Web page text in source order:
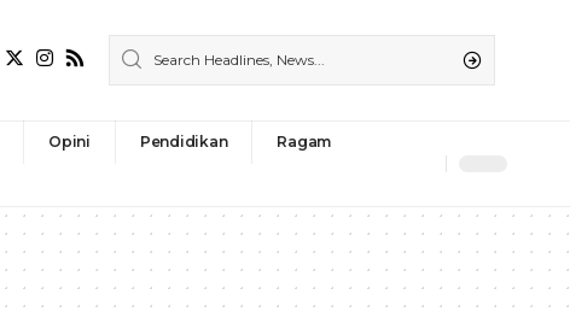
Opini Pendidikan Ragam